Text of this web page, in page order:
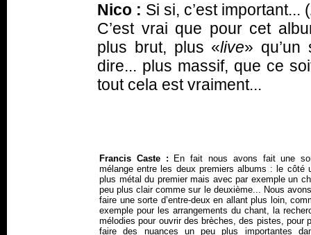
Nico : Si si, c’est important... (
C’est vrai que pour cet
plus brut, plus «live» qu’un
dire... plus massif, que ce
tout cela est vraiment...
Francis Caste : En fait nous avons fait une
mélange entre les deux premiers albums : le côté
plus métal du premier mais avec par exemple un
peu plus clair comme sur le deuxième... Nous
faire une sorte d’entre-deux en allant plus loin,
exemple pour les arrangements du chant, la
mélodies pour ouvrir des brèches, des pistes, pour
faire des nuances un peu plus importantes